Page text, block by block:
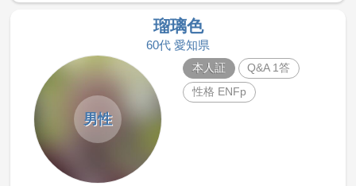
瑠璃色
60代 愛知県
男性
本人証
Q&A 1答
性格 ENFp